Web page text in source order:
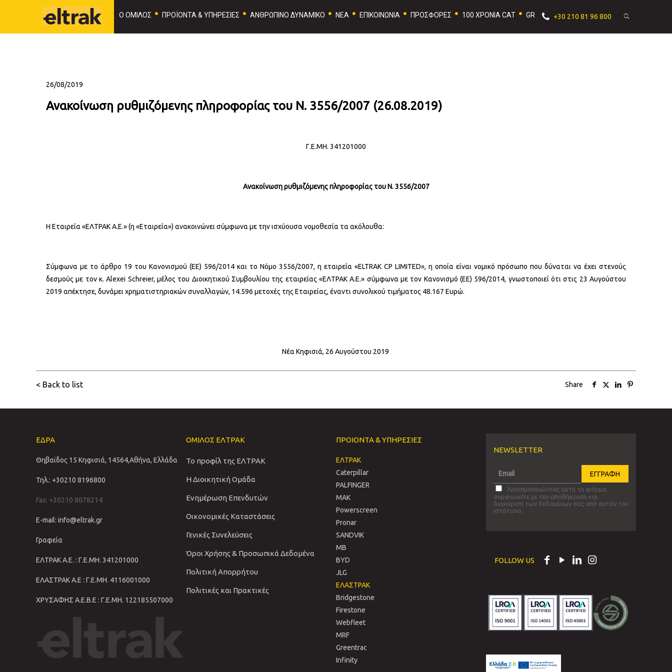
Ο ΟΜΙΛΟΣ ΠΡΟΪΟΝΤΑ & ΥΠΗΡΕΣΙΕΣ ΑΝΘΡΩΠΙΝΟ ΔΥΝΑΜΙΚΟ ΝΕΑ ΕΠΙΚΟΙΝΩΝΙΑ ΠΡΟΣΦΟΡΕΣ 100 ΧΡΟΝΙΑ CAT GR +30 210 81 96 800
26/08/2019
Ανακοίνωση ρυθμιζόμενης πληροφορίας του Ν. 3556/2007 (26.08.2019)
Γ.Ε.ΜΗ. 341201000
Ανακοίνωση ρυθμιζόμενης πληροφορίας του Ν. 3556/2007
Η Εταιρεία «ΕΛΤΡΑΚ Α.Ε.» (η «Εταιρεία») ανακοινώνει σύμφωνα με την ισχύουσα νομοθεσία τα ακόλουθα:
Σύμφωνα με το άρθρο 19 του Κανονισμού (ΕΕ) 596/2014 και το Νόμο 3556/2007, η εταιρεία «ELTRAK CP LIMITED», η οποία είναι νομικό πρόσωπο που δύναται να έχει στενούς
δεσμούς με τον κ. Alexei Schreier, μέλος του Διοικητικού Συμβουλίου της εταιρείας «ΕΛΤΡΑΚ Α.Ε.» σύμφωνα με τον Κανονισμό (ΕΕ) 596/2014, γνωστοποιεί ότι στις 23 Αυγούστου
2019 απέκτησε, δυνάμει χρηματιστηριακών συναλλαγών, 14.596 μετοχές της Εταιρείας, έναντι συνολικού τιμήματος 48.167 Ευρώ.
Νέα Κηφισιά, 26 Αυγούστου 2019
< Back to list Share
ΕΔΡΑ
Θηβαϊδος 15 Κηφισιά, 14564,Αθήνα, Ελλάδα
Τηλ.: +30210 8196800
Fax: +30210 8078214
E-mail: info@eltrak.gr
Γραφεία
ΕΛΤΡΑΚ Α.Ε. : Γ.Ε.ΜΗ. 341201000
ΕΛΑΣΤΡΑΚ Α.Ε : Γ.Ε.ΜΗ. 4116001000
ΧΡΥΣΑΦΗΣ Α.Ε.Β.Ε : Γ.Ε.ΜΗ. 122185507000
ΟΜΙΛΟΣ ΕΛΤΡΑΚ
Το προφίλ της ΕΛΤΡΑΚ
Η Διοικητική Ομάδα
Ενημέρωση Επενδυτών
Οικονομικές Καταστάσεις
Γενικές Συνελεύσεις
Όροι Χρήσης & Προσωπικά Δεδομένα
Πολιτική Απορρήτου
Πολιτικές και Πρακτικές
ΠΡΟΙΟΝΤΑ & ΥΠΗΡΕΣΙΕΣ
ΕΛΤΡΑΚ
Caterpillar
PALFINGER
MAK
Powerscreen
Pronar
SANDVIΚ
MB
BYD
JLG
ΕΛΑΣΤΡΑΚ
Bridgestone
Firestone
Webfleet
MRF
Greentrac
Infinity
NEWSLETTER
Χρησιμοποιώντας αυτή τη φόρμα
συμφωνείτε με την αποθήκευση και
διαχείριση των δεδομένων σας από αυτόν τον
ιστότοπο.
FOLLOW US